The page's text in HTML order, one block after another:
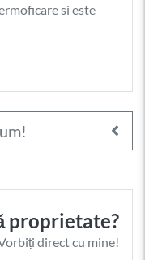
si este
proprietate?
direct cu mine!